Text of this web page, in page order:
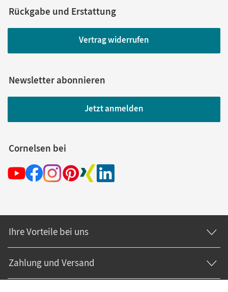
Rückgabe und Erstattung
Vertrag widerrufen
Newsletter abonnieren
Jetzt anmelden
Cornelsen bei
Ihre Vorteile bei uns
Zahlung und Versand